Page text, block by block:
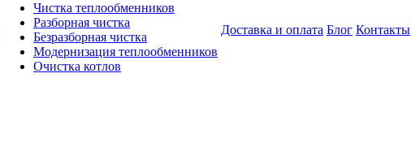
Чистка теплообменников
Разборная чистка
Безразборная чистка
Модернизация теплообменников
Очистка котлов
Доставка и оплата Блог Контакты